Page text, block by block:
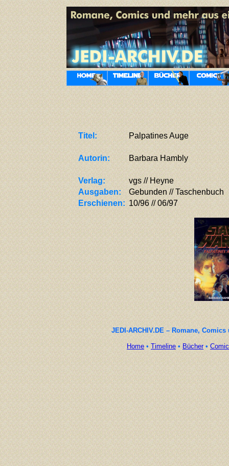
Titel: Palpatines Auge
Autorin: Barbara Hambly
Verlag:
vgs // Heyne
Ausgaben:
Gebunden // Taschenbuch
Erschienen: 10/96 // 06/97
JEDI-ARCHIV.DE – Romane,
Home •Timeline • Bücher•